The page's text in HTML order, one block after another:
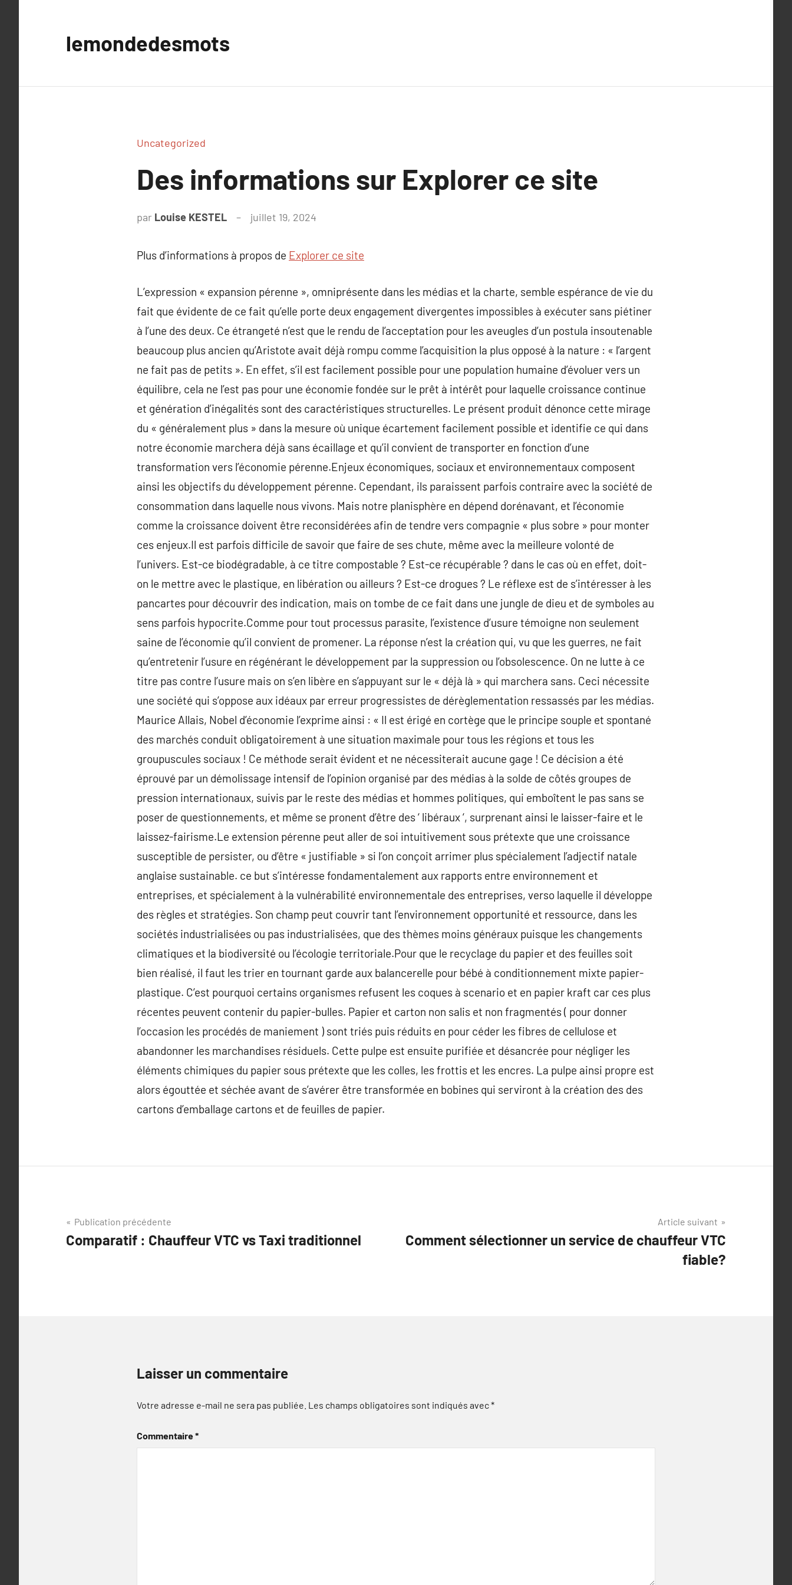
lemondedesmots
Uncategorized
Des informations sur Explorer ce site
par Louise KESTEL juillet 19, 2024
Plus d’informations à propos de Explorer ce site
L’expression « expansion pérenne », omniprésente dans les médias et la charte, semble espérance de vie du
fait que évidente de ce fait qu’elle porte deux engagement divergentes impossibles à exécuter sans piétiner
à l’une des deux. Ce étrangeté n’est que le rendu de l’acceptation pour les aveugles d’un postula insoutenable
beaucoup plus ancien qu’Aristote avait déjà rompu comme l’acquisition la plus opposé à la nature : « l’argent
ne fait pas de petits ». En effet, s’il est facilement possible pour une population humaine d’évoluer vers un
équilibre, cela ne l’est pas pour une économie fondée sur le prêt à intérêt pour laquelle croissance continue
et génération d’inégalités sont des caractéristiques structurelles. Le présent produit dénonce cette mirage
du « généralement plus » dans la mesure où unique écartement facilement possible et identifie ce qui dans
notre économie marchera déjà sans écaillage et qu’il convient de transporter en fonction d’une
transformation vers l’économie pérenne.Enjeux économiques, sociaux et environnementaux composent
ainsi les objectifs du développement pérenne. Cependant, ils paraissent parfois contraire avec la société de
consommation dans laquelle nous vivons. Mais notre planisphère en dépend dorénavant, et l’économie
comme la croissance doivent être reconsidérées afin de tendre vers compagnie « plus sobre » pour monter
ces enjeux.Il est parfois difficile de savoir que faire de ses chute, même avec la meilleure volonté de
l’univers. Est-ce biodégradable, à ce titre compostable ? Est-ce récupérable ? dans le cas où en effet, doit-
on le mettre avec le plastique, en libération ou ailleurs ? Est-ce drogues ? Le réflexe est de s’intéresser à les
pancartes pour découvrir des indication, mais on tombe de ce fait dans une jungle de dieu et de symboles au
sens parfois hypocrite.Comme pour tout processus parasite, l’existence d’usure témoigne non seulement
saine de l’économie qu’il convient de promener. La réponse n’est la création qui, vu que les guerres, ne fait
qu’entretenir l’usure en régénérant le développement par la suppression ou l’obsolescence. On ne lutte à ce
titre pas contre l’usure mais on s’en libère en s’appuyant sur le « déjà là » qui marchera sans. Ceci nécessite
une société qui s’oppose aux idéaux par erreur progressistes de dérèglementation ressassés par les médias.
Maurice Allais, Nobel d’économie l’exprime ainsi : « Il est érigé en cortège que le principe souple et spontané
des marchés conduit obligatoirement à une situation maximale pour tous les régions et tous les
groupuscules sociaux ! Ce méthode serait évident et ne nécessiterait aucune gage ! Ce décision a été
éprouvé par un démolissage intensif de l’opinion organisé par des médias à la solde de côtés groupes de
pression internationaux, suivis par le reste des médias et hommes politiques, qui emboîtent le pas sans se
poser de questionnements, et même se pronent d’être des ‘ libéraux ‘, surprenant ainsi le laisser-faire et le
laissez-fairisme.Le extension pérenne peut aller de soi intuitivement sous prétexte que une croissance
susceptible de persister, ou d’être « justifiable » si l’on conçoit arrimer plus spécialement l’adjectif natale
anglaise sustainable. ce but s’intéresse fondamentalement aux rapports entre environnement et
entreprises, et spécialement à la vulnérabilité environnementale des entreprises, verso laquelle il développe
des règles et stratégies. Son champ peut couvrir tant l’environnement opportunité et ressource, dans les
sociétés industrialisées ou pas industrialisées, que des thèmes moins généraux puisque les changements
climatiques et la biodiversité ou l’écologie territoriale.Pour que le recyclage du papier et des feuilles soit
bien réalisé, il faut les trier en tournant garde aux balancerelle pour bébé à conditionnement mixte papier-
plastique. C’est pourquoi certains organismes refusent les coques à scenario et en papier kraft car ces plus
récentes peuvent contenir du papier-bulles. Papier et carton non salis et non fragmentés ( pour donner
l’occasion les procédés de maniement ) sont triés puis réduits en pour céder les fibres de cellulose et
abandonner les marchandises résiduels. Cette pulpe est ensuite purifiée et désancrée pour négliger les
éléments chimiques du papier sous prétexte que les colles, les frottis et les encres. La pulpe ainsi propre est
alors égouttée et séchée avant de s’avérer être transformée en bobines qui serviront à la création des des
cartons d’emballage cartons et de feuilles de papier.
Navigation
de
Publication précédente
Comparatif : Chauffeur VTC vs Taxi traditionnel
Article suivant
Comment sélectionner un service de chauffeur VTC
fiable?
Laisser un commentaire
Votre adresse e-mail ne sera pas publiée. Les champs obligatoires sont indiqués avec*
Commentaire*